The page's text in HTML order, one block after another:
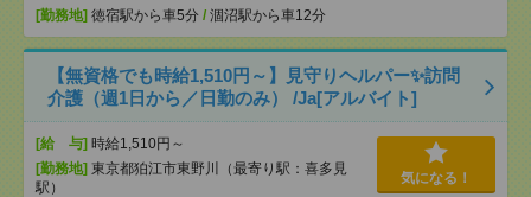
[勤務地] 徳宿駅から車5分 / 涸沼駅から車12分
【無資格でも時給1,510円～】見守りヘルパー✨訪問
介護（週1日から／日勤のみ） /Ja[アルバイト]
[給 与] 時給1,510円～
[勤務地] 東京都狛江市東野川（最寄り駅：喜多見
駅）
気になる！